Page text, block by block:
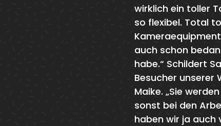
wirklich ein toller
so flexibel. Total
auch schon
habe.“ Schildert
Besucher unserer
Maike. „Sie
sonst bei den
haben wir ja auch